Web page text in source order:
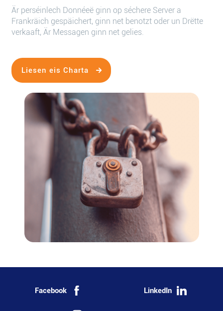
Är perséinlech Donnéeë ginn op séchere Server a
Frankräich gespäichert, ginn net benotzt oder un Drëtte
verkaaft, Är Messagen ginn net gelies.
Liesen eis Charta
Facebook LinkedIn